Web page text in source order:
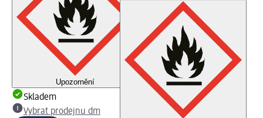
Upozornění
Skladem
Vybrat prodejnu dm